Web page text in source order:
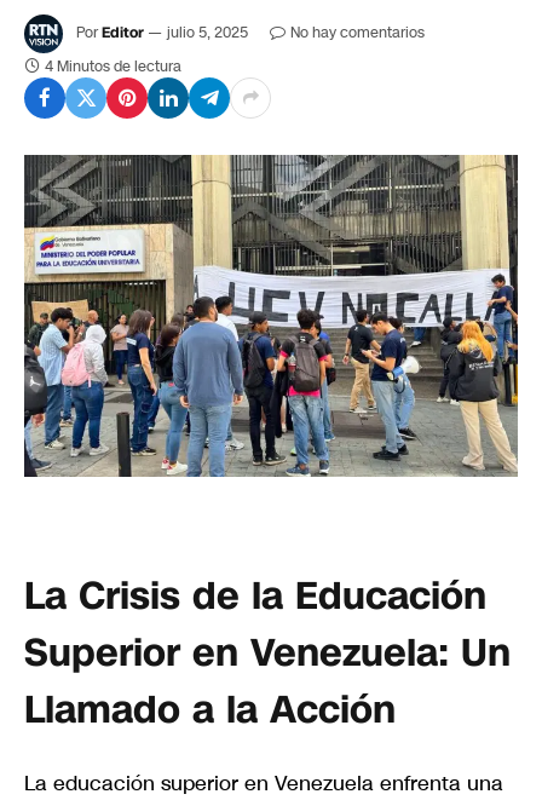
PorEditor julio 5, 2025
No hay comentarios
4 Minutos de lectura
La Crisis de la Educación
Superior en Venezuela: Un
Llamado a la Acción
La educación superior en Venezuela enfrenta una